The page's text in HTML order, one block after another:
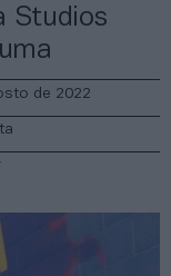
Studios
de 2022